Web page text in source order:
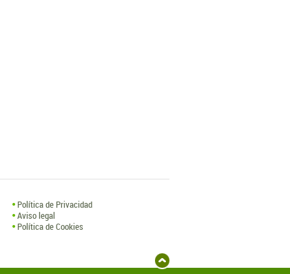
Política de Privacidad
Aviso legal
Política de Cookies